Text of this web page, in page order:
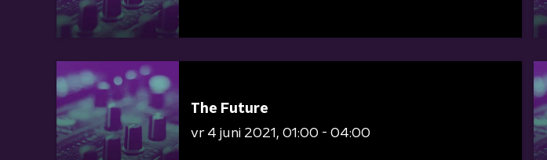
The Future
vr 4 juni 2021
01:00 - 04:00